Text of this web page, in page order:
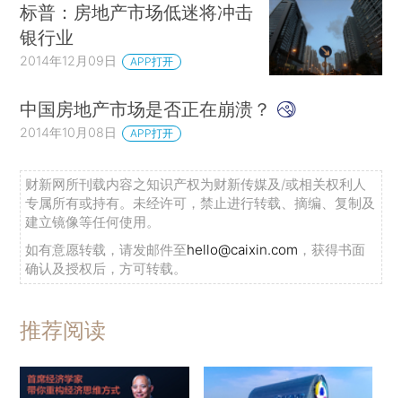
标普：房地产市场低迷将冲击
银行业
2014年12月09日 APP打开
中国房地产市场是否正在崩溃？
2014年10月08日 APP打开
财新网所刊载内容之知识产权为财新传媒及/或相关权利人
专属所有或持有。未经许可，禁止进行转载、摘编、复制及
建立镜像等任何使用。
如有意愿转载，请发邮件至hello@caixin.com ，获得书面
确认及授权后，方可转载。
推荐阅读